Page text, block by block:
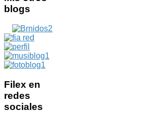
blogs
Filex en
redes
sociales